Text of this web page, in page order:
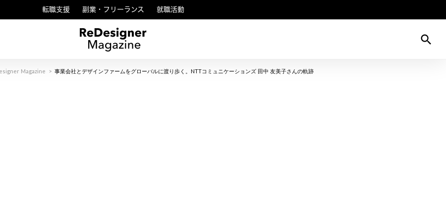
転職支援 副業・フリーランス 就職活動
search
Magazine > 事業会社とデザインファームをグローバルに渡り歩く。NTTコミュニケーションズ 田中 友美子さんの軌跡